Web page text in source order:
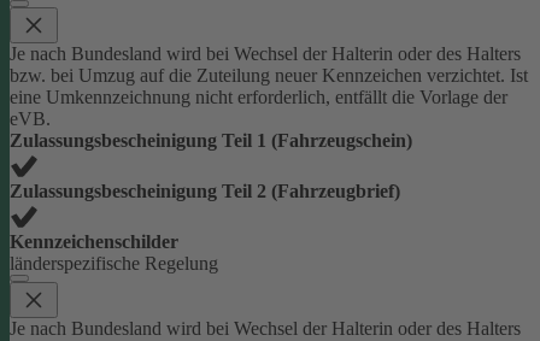
Je nach Bundesland wird bei Wechsel der Halterin oder des Halters
bzw. bei Umzug auf die Zuteilung neuer Kennzeichen verzichtet. Ist
eine Umkennzeichnung nicht erforderlich, entfällt die Vorlage der
eVB.
Zulassungsbescheinigung Teil 1 (Fahrzeugschein)
Zulassungsbescheinigung Teil 2 (Fahrzeugbrief)
Kennzeichenschilder
länderspezifische Regelung
Je nach Bundesland wird bei Wechsel der Halterin oder des Halters